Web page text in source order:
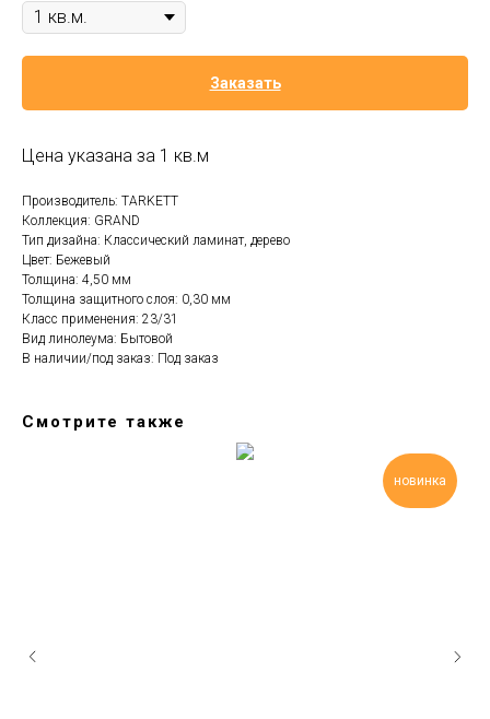
Заказать
Цена указана за 1 кв.м
Производитель: TARKETT
Коллекция: GRAND
Тип дизайна: Классический ламинат, дерево
Цвет: Бежевый
Толщина: 4,50 мм
Толщина защитного слоя: 0,30 мм
Класс применения: 23/31
Вид линолеума: Бытовой
В наличии/под заказ: Под заказ
Смотрите также
новинка